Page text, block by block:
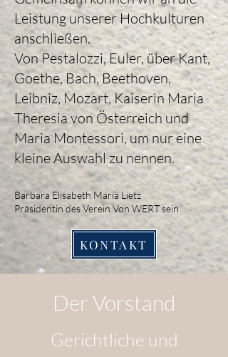
Leistung unserer Hochkulturen
anschließen.
Von Pestalozzi, Euler, über Kant,
Goethe, Bach, Beethoven,
Leibniz, Mozart, Kaiserin Maria
Theresia von Österreich und
Maria Montessori, um nur eine
kleine Auswahl zu nennen.
Barbara Elisabeth Maria Lietz
Präsidentin des Verein Von WERT sein
KONTAKT
Der Vorstand
Gerichtliche und